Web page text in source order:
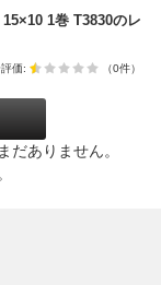
1巻 T3830のレ
価: （0件）
だありません。